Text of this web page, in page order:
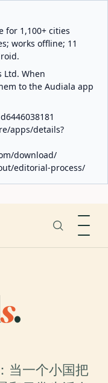
for 1,100+ cities
works offline; 11
Ltd. When
to the Audiala app
apps/details?
download/
editorial-process/
s.
当一个小国把